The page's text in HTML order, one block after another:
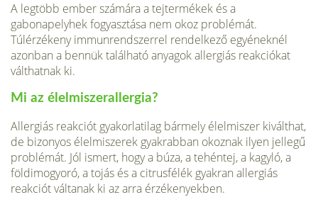
A legtöbb ember számára a tejter­mékek és a
gabonapelyhek fo­gyasztása nem okoz problémát.
Túlérzékeny immunrendszerrel rendelkező egyéneknél
azonban a bennük található anyagok aller­giás reakciókat
válthatnak ki.
Mi az élelmiszerallergia?
Allergiás reakciót gyakorlatilag bármely élelmiszer kiválthat,
de bi­zonyos élelmiszerek gyakrabban okoznak ilyen jellegű
problémát. Jól ismert, hogy a búza, a tehéntej, a kagyló, a
földimogyoró, a tojás és a citrusfélék gyakran allergiás
reakciót váltanak ki az arra érzéke­nyekben.